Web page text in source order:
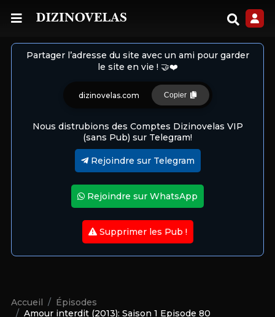
Partager l’adresse du site avec un ami pour garder
le site en vie ! 🤝❤️
dizinovelas.com Copier
Nous distrubions des Comptes Dizinovelas VIP
(sans Pub) sur Telegram!
Rejoindre sur Telegram
Rejoindre sur WhatsApp
Supprimer les Pub !
Accueil
Épisodes
Amour interdit (2013): Saison 1 Episode 80